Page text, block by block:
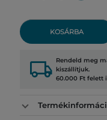
KOSÁRBA
local_shipping Rendeld meg
kiszállítjuk.
60.000 Ft felett